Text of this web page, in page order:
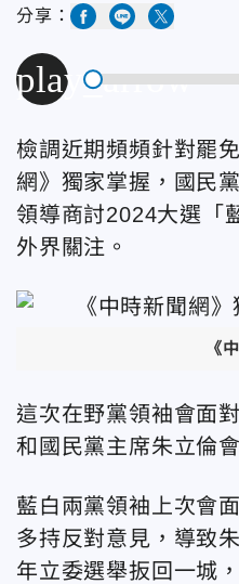
分享：
play_arrow
檢調近期頻頻針對罷
網》獨家掌握，國民
領導商討2024大選「
外界關注。
《
這次在野黨領袖會面
和國民黨主席朱立倫
藍白兩黨領袖上次會
多持反對意見，導致
年立委選舉扳回一城